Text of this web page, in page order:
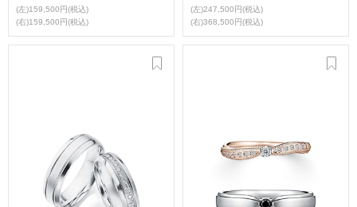
(左)159,500円(税込)
(右)159,500円(税込)
(左)247,500円(税込)
(右)368,500円(税込)